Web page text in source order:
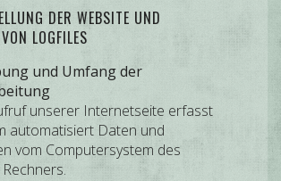
DER WEBSITE UND
LOGFILES
und Umfang der
unserer Internetseite erfasst
automatisiert Daten und
vom Computersystem des